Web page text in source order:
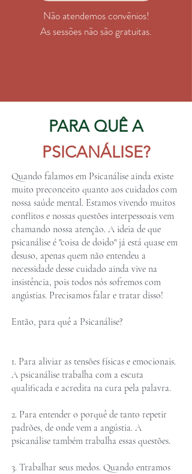
Não atendemos convênios!
As sessões não são gratuitas.
PARA QUÊ A
PSICANÁLISE?
Quando falamos em Psicanálise ainda existe
muito preconceito quanto aos cuidados com
nossa saúde mental. Estamos vivendo muitos
conflitos e nossas questões interpessoais vem
chamando nossa atenção. A ideia de que
psicanálise é "coisa de doido" já está quase em
desuso, apenas quem não entendeu a
necessidade desse cuidado ainda vive na
insistência, pois todos nós sofremos com
angústias. Precisamos falar e tratar disso!
Então, para quê a Psicanálise?
1. Para aliviar as tensões físicas e emocionais.
A psicanálise trabalha com a escuta
qualificada e acredita na cura pela palavra.
2. Para entender o porquê de tanto repetir
padrões, de onde vem a angústia. A
psicanálise também trabalha essas questões.
3. Trabalhar seus medos. Quando entramos